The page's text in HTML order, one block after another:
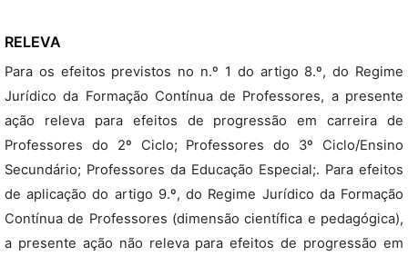
RELEVA
Para os efeitos previstos no n.º 1 do artigo 8.º, do Regime
Jurídico da Formação Contínua de Professores, a presente
ação releva para efeitos de progressão em carreira de
Professores do 2º Ciclo; Professores do 3º Ciclo/Ensino
Secundário; Professores da Educação Especial;. Para efeitos
de aplicação do artigo 9.º, do Regime Jurídico da Formação
Contínua de Professores (dimensão científica e pedagógica),
a presente ação não releva para efeitos de progressão em